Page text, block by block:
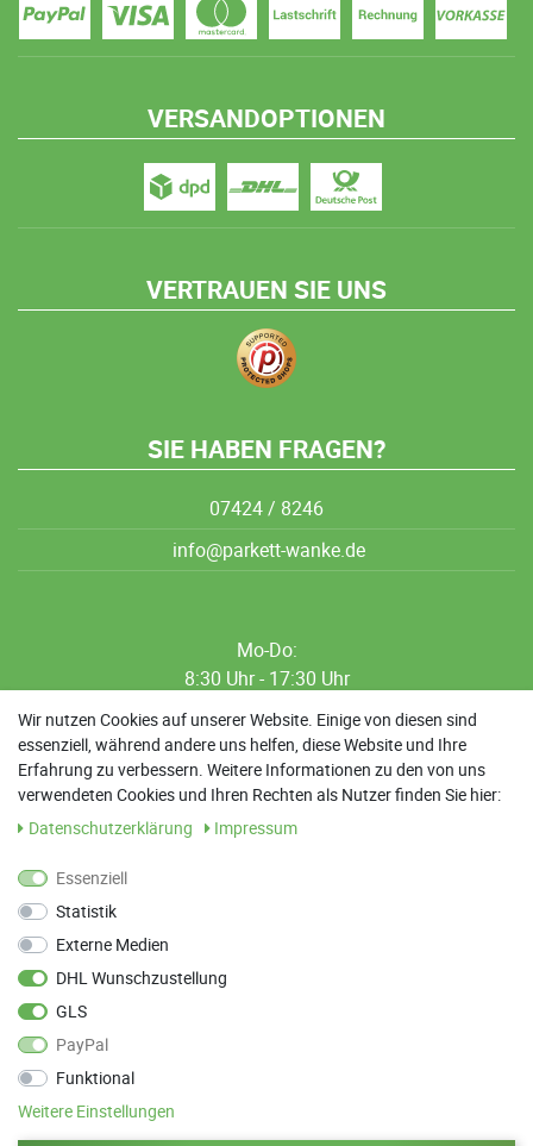
VERSANDOPTIONEN
VERTRAUEN SIE UNS
SIE HABEN FRAGEN?
07424 / 8246
info@parkett-wanke.de
Mo-Do:
8:30 Uhr - 17:30 Uhr
8:30 Uhr - 12:00 Uhr
13:00 Uhr - 17:30 Uhr
Sa: 9:00 Uhr - 13:00 Uhr
Parkett Wanke
Wir nutzen Cookies auf unserer Website. Einige von diesen sind
essenziell, während andere uns helfen, diese Website und Ihre
Erfahrung zu verbessern. Weitere Informationen zu den von uns
verwendeten Cookies und Ihren Rechten als Nutzer finden Sie hier:
Daten­schutz­erklärung
Impressum
Essenziell
Statistik
Externe Medien
DHL Wunschzustellung
GLS
PayPal
Funktional
Weitere Einstellungen